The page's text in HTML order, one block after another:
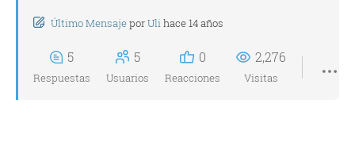
Último MensajeporUlihace 14 años
5
Respuestas
5
Usuarios
0
Reacciones
2,276
Visitas